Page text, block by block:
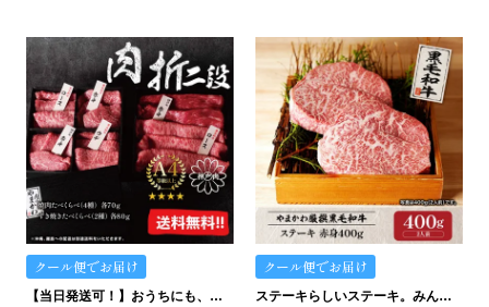
クール便でお届け
【当日発送可！】おうちにも、ギフトにも。ご褒美にも…イケます！
クール便でお届け
ステーキらしいステーキ。みんなにおすすめの赤身です。